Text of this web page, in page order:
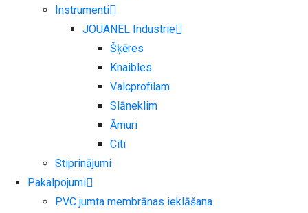
Instrumenti
JOUANEL Industrie
Šķēres
Knaibles
Valcprofilam
Slāneklim
Āmuri
Citi
Stiprinājumi
Pakalpojumi
PVC jumta membrānas ieklāšana